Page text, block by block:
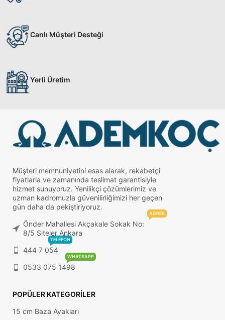
Canlı Müşteri Desteği
Yerli Üretim
Müşteri memnuniyetini esas alarak, rekabetçi
fiyatlarla ve zamanında teslimat garantisiyle
hizmet sunuyoruz. Yenilikçi çözümlerimiz ve
uzman kadromuzla güvenilirliğimizi her geçen
gün daha da pekiştiriyoruz.
Önder Mahallesi Akçakale Sokak No:
8/5 Siteler Ankara
ADRES
444 7 054
TELEFON
0533 075 1498
WHATSAPP
POPÜLER KATEGORILER
15 cm Baza Ayakları